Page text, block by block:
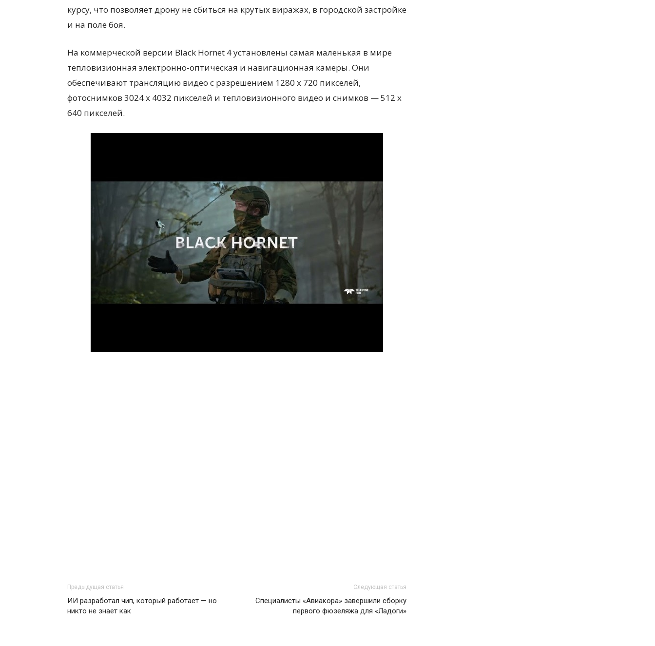
курсу, что позволяет дрону не сбиться на крутых виражах, в городской застройке
и на поле боя.
На коммерческой версии Black Hornet 4 установлены самая маленькая в мире
тепловизионная электронно-оптическая и навигационная камеры. Они
обеспечивают трансляцию видео с разрешением 1280 х 720 пикселей,
фотоснимков 3024 х 4032 пикселей и тепловизионного видео и снимков — 512 х
640 пикселей.
Предыдущая статья
ИИ разработал чип, который работает — но
никто не знает как
Следующая статья
Специалисты «Авиакора» завершили сборку
первого фюзеляжа для «Ладоги»